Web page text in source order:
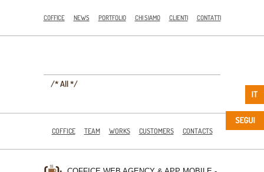
COFFICE NEWS PORTFOLIO CHI SIAMO CLIENTI CONTATTI
/* All */
COFFICE TEAM WORKS CUSTOMERS CONTACTS